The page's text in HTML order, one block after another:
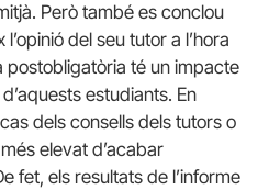
Però també es conclou
del seu tutor a l’hora
postobligatòria té un impacte
estudiants. En
dels consells dels tutors o
elevat d’acabar
fet, els resultats de l’informe